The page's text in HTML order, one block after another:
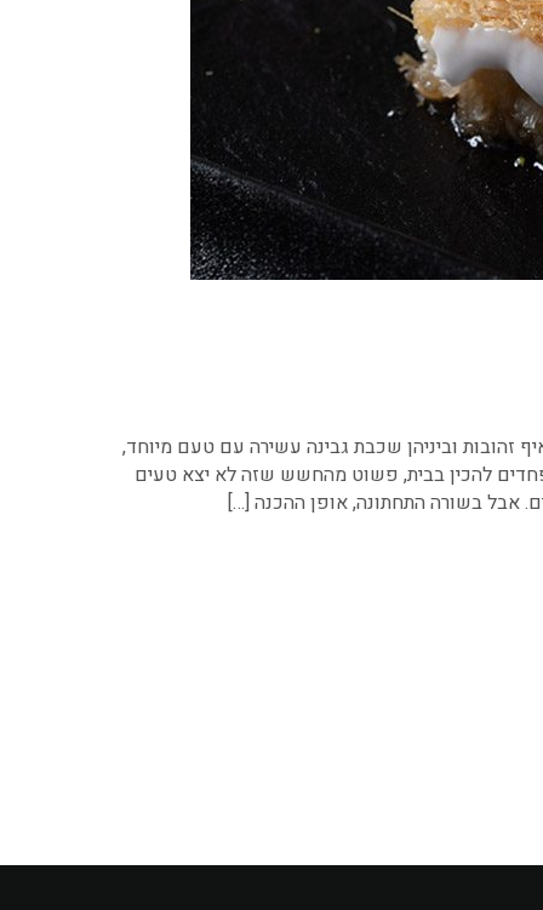
וביניהן שכבת גבינה עשירה עם טעם מיוחד,
להכין בבית, פשוט מהחשש שזה לא יצא טעים
אבל בשורה התחתונה, אופן ההכנה […]